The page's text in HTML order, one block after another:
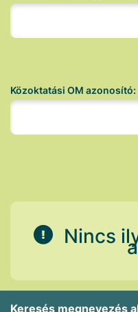
Közoktatási OM azonosító:
Nincs
Keresés megnevezés